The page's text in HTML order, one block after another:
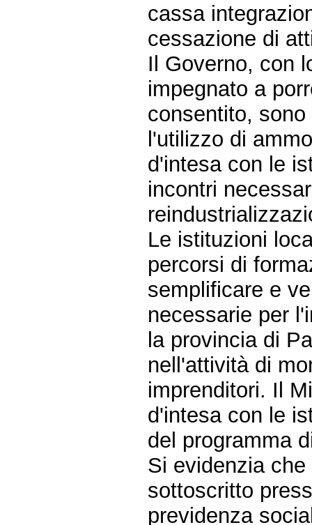
cassa
cessazione di
Il Governo, con
impegnato a
consentito,
l'utilizzo di
d'intesa con le
incontri
Le istituzioni
percorsi di
semplificare e
necessarie per
la provincia di
nell'attività di
imprenditori. Il
d'intesa con le
del programma
Si evidenzia
sottoscritto
previdenza